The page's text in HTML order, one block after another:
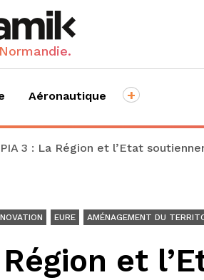
Aéronautique +
PIA 3 : La Région et l’Etat
EURE AMÉNAGEMENT DU
et